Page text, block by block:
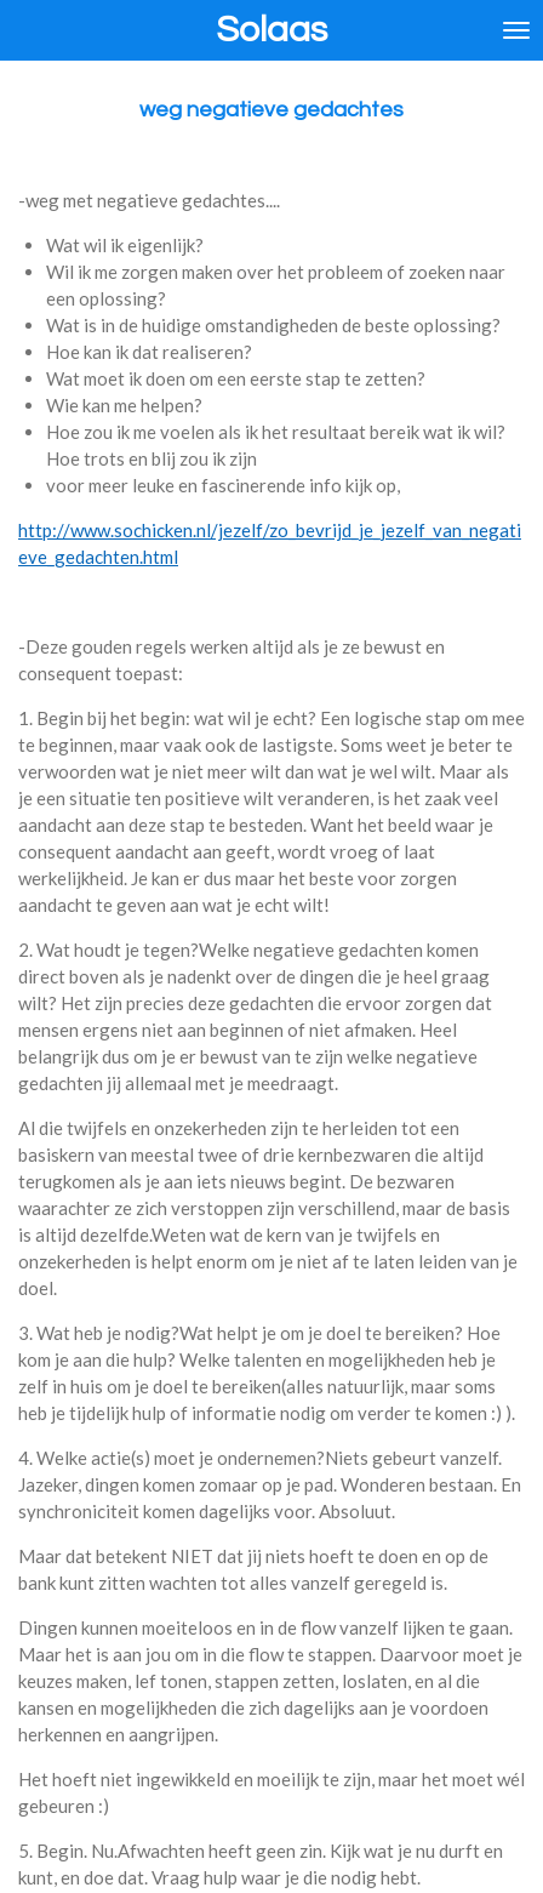
Solaas
weg negatieve gedachtes
-weg met negatieve gedachtes....
Wat wil ik eigenlijk?
Wil ik me zorgen maken over het probleem of zoeken naar
een oplossing?
Wat is in de huidige omstandigheden de beste oplossing?
Hoe kan ik dat realiseren?
Wat moet ik doen om een eerste stap te zetten?
Wie kan me helpen?
Hoe zou ik me voelen als ik het resultaat bereik wat ik wil?
Hoe trots en blij zou ik zijn
voor meer leuke en fascinerende info kijk op,
http://www.sochicken.nl/jezelf/zo_bevrijd_je_jezelf_van_negati
eve_gedachten.html
-Deze gouden regels werken altijd als je ze bewust en
consequent toepast:
1. Begin bij het begin: wat wil je echt? Een logische stap om mee
te beginnen, maar vaak ook de lastigste. Soms weet je beter te
verwoorden wat je niet meer wilt dan wat je wel wilt. Maar als
je een situatie ten positieve wilt veranderen, is het zaak veel
aandacht aan deze stap te besteden. Want het beeld waar je
consequent aandacht aan geeft, wordt vroeg of laat
werkelijkheid. Je kan er dus maar het beste voor zorgen
aandacht te geven aan wat je echt wilt!
2. Wat houdt je tegen?Welke negatieve gedachten komen
direct boven als je nadenkt over de dingen die je heel graag
wilt? Het zijn precies deze gedachten die ervoor zorgen dat
mensen ergens niet aan beginnen of niet afmaken. Heel
belangrijk dus om je er bewust van te zijn welke negatieve
gedachten jij allemaal met je meedraagt.
Al die twijfels en onzekerheden zijn te herleiden tot een
basiskern van meestal twee of drie kernbezwaren die altijd
terugkomen als je aan iets nieuws begint. De bezwaren
waarachter ze zich verstoppen zijn verschillend, maar de basis
is altijd dezelfde.Weten wat de kern van je twijfels en
onzekerheden is helpt enorm om je niet af te laten leiden van je
doel.
3. Wat heb je nodig?Wat helpt je om je doel te bereiken? Hoe
kom je aan die hulp? Welke talenten en mogelijkheden heb je
zelf in huis om je doel te bereiken(alles natuurlijk, maar soms
heb je tijdelijk hulp of informatie nodig om verder te komen :) ).
4. Welke actie(s) moet je ondernemen?Niets gebeurt vanzelf.
Jazeker, dingen komen zomaar op je pad. Wonderen bestaan. En
synchroniciteit komen dagelijks voor. Absoluut.
Maar dat betekent NIET dat jij niets hoeft te doen en op de
bank kunt zitten wachten tot alles vanzelf geregeld is.
Dingen kunnen moeiteloos en in de flow vanzelf lijken te gaan.
Maar het is aan jou om in die flow te stappen. Daarvoor moet je
keuzes maken, lef tonen, stappen zetten, loslaten, en al die
kansen en mogelijkheden die zich dagelijks aan je voordoen
herkennen en aangrijpen.
Het hoeft niet ingewikkeld en moeilijk te zijn, maar het moet wél
gebeuren :)
5. Begin. Nu.Afwachten heeft geen zin. Kijk wat je nu durft en
kunt, en doe dat. Vraag hulp waar je die nodig hebt.